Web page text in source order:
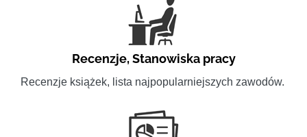
Recenzje,Stanowiska pracy
Recenzje książek, lista najpopularniejszych zawodów.